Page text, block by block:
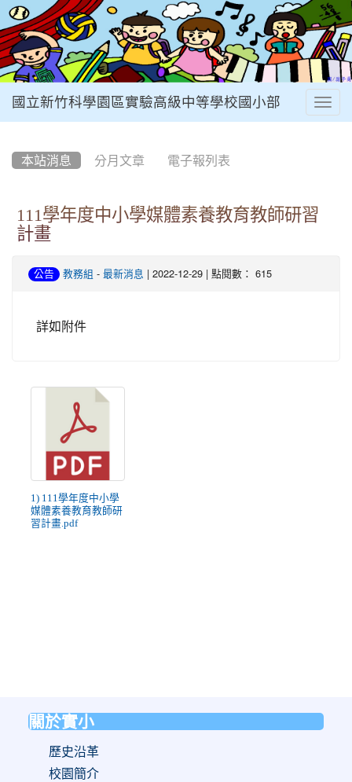
國立新竹科學園區實驗高級中等學校國小部
本站消息 分月文章 電子報列表
111學年度中小學媒體素養教育教師研習
計畫
公告 教務組 - 最新消息 | 2022-12-29 | 點閱數： 615
詳如附件
1) 111學年度中小學
媒體素養教育教師研
習計畫.pdf
關於實小
歷史沿革
校園簡介